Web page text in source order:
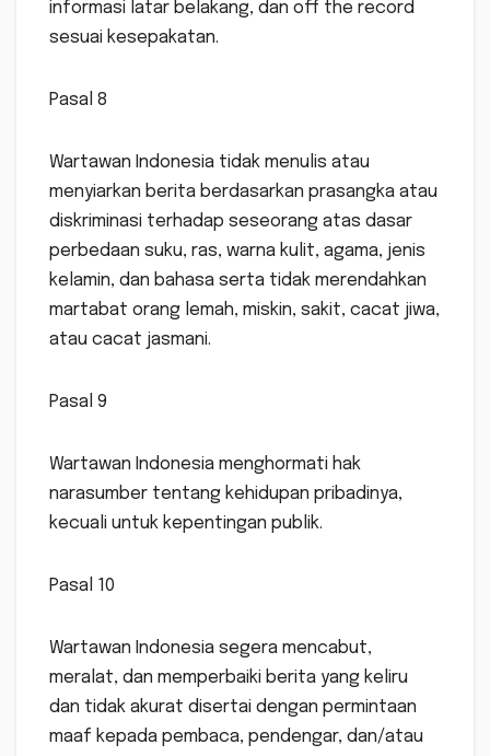
informasi latar belakang, dan off the record
sesuai kesepakatan.
Pasal 8
Wartawan Indonesia tidak menulis atau
menyiarkan berita berdasarkan prasangka atau
diskriminasi terhadap seseorang atas dasar
perbedaan suku, ras, warna kulit, agama, jenis
kelamin, dan bahasa serta tidak merendahkan
martabat orang lemah, miskin, sakit, cacat jiwa,
atau cacat jasmani.
Pasal 9
Wartawan Indonesia menghormati hak
narasumber tentang kehidupan pribadinya,
kecuali untuk kepentingan publik.
Pasal 10
Wartawan Indonesia segera mencabut,
meralat, dan memperbaiki berita yang keliru
dan tidak akurat disertai dengan permintaan
maaf kepada pembaca, pendengar, dan/atau